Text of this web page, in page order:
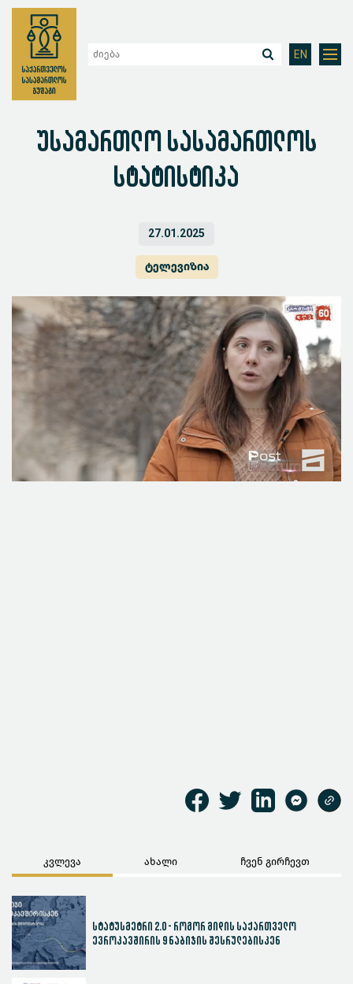
EN
უსამართლო სასამართლოს
სტატისტიკა
27.01.2025
ტელევიზია
კვლევა ახალი ჩვენ გირჩევთ
სტატუსმეტრი 2.0 - როგორ მიდის საქართველო
ევროკავშირის 9 ნაბიჯის შესრულებისკენ